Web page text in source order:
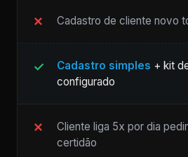
Cadastro de cliente novo
Cadastro simples + kit
configurado
Cliente liga 5x por dia
certidão